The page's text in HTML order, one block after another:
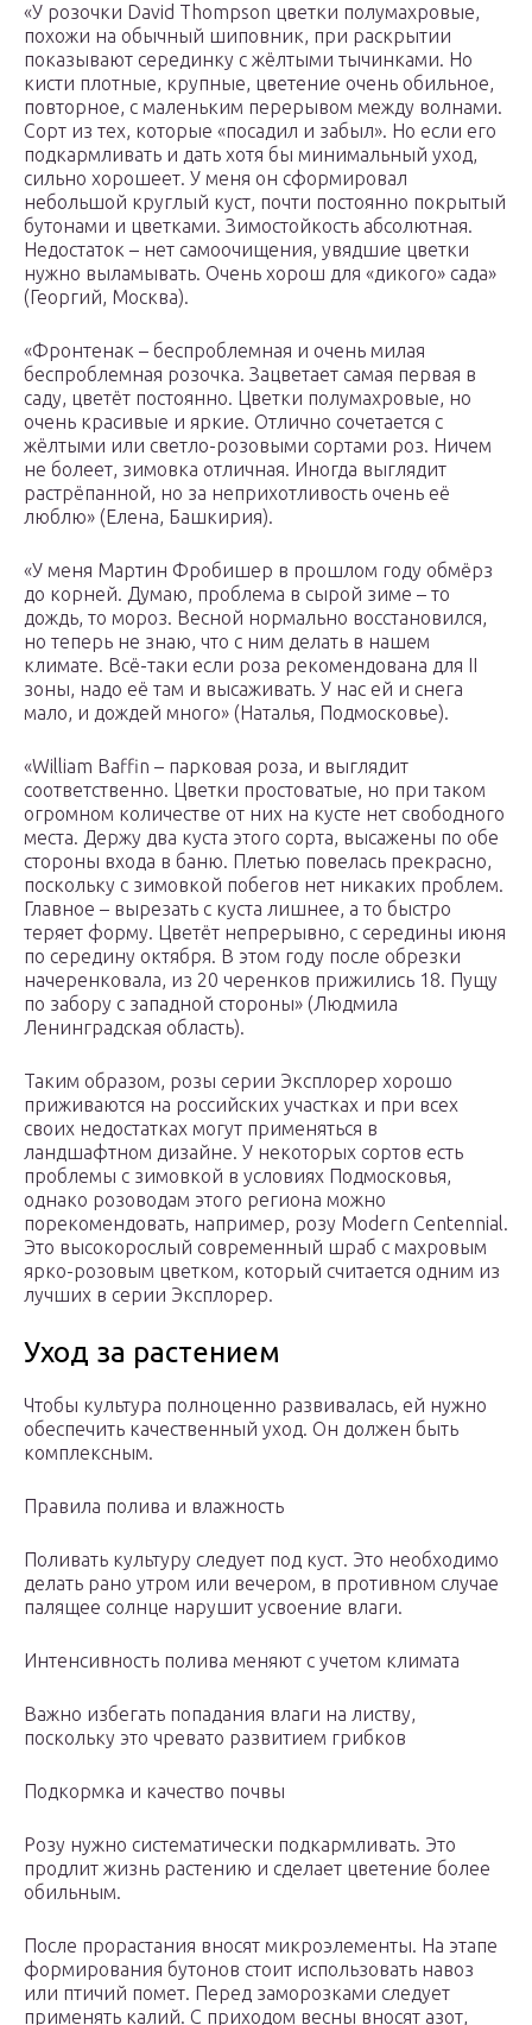
«У розочки David Thompson цветки полумахровые,
похожи на обычный шиповник, при раскрытии
показывают серединку с жёлтыми тычинками. Но
кисти плотные, крупные, цветение очень обильное,
повторное, с маленьким перерывом между волнами.
Сорт из тех, которые «посадил и забыл». Но если его
подкармливать и дать хотя бы минимальный уход,
сильно хорошеет. У меня он сформировал
небольшой круглый куст, почти постоянно покрытый
бутонами и цветками. Зимостойкость абсолютная.
Недостаток – нет самоочищения, увядшие цветки
нужно выламывать. Очень хорош для «дикого» сада»
(Георгий, Москва).
«Фронтенак – беспроблемная и очень милая
беспроблемная розочка. Зацветает самая первая в
саду, цветёт постоянно. Цветки полумахровые, но
очень красивые и яркие. Отлично сочетается с
жёлтыми или светло-розовыми сортами роз. Ничем
не болеет, зимовка отличная. Иногда выглядит
растрёпанной, но за неприхотливость очень её
люблю» (Елена, Башкирия).
«У меня Мартин Фробишер в прошлом году обмёрз
до корней. Думаю, проблема в сырой зиме – то
дождь, то мороз. Весной нормально восстановился,
но теперь не знаю, что с ним делать в нашем
климате. Всё-таки если роза рекомендована для II
зоны, надо её там и высаживать. У нас ей и снега
мало, и дождей много» (Наталья, Подмосковье).
«William Baffin – парковая роза, и выглядит
соответственно. Цветки простоватые, но при таком
огромном количестве от них на кусте нет свободного
места. Держу два куста этого сорта, высажены по обе
стороны входа в баню. Плетью повелась прекрасно,
поскольку с зимовкой побегов нет никаких проблем.
Главное – вырезать с куста лишнее, а то быстро
теряет форму. Цветёт непрерывно, с середины июня
по середину октября. В этом году после обрезки
начеренковала, из 20 черенков прижились 18. Пущу
по забору с западной стороны» (Людмила
Ленинградская область).
Таким образом, розы серии Эксплорер хорошо
приживаются на российских участках и при всех
своих недостатках могут применяться в
ландшафтном дизайне. У некоторых сортов есть
проблемы с зимовкой в условиях Подмосковья,
однако розоводам этого региона можно
порекомендовать, например, розу Modern Centennial.
Это высокорослый современный шраб с махровым
ярко-розовым цветком, который считается одним из
лучших в серии Эксплорер.
Уход за растением
Чтобы культура полноценно развивалась, ей нужно
обеспечить качественный уход. Он должен быть
комплексным.
Правила полива и влажность
Поливать культуру следует под куст. Это необходимо
делать рано утром или вечером, в противном случае
палящее солнце нарушит усвоение влаги.
Интенсивность полива меняют с учетом климата
Важно избегать попадания влаги на листву,
поскольку это чревато развитием грибков
Подкормка и качество почвы
Розу нужно систематически подкармливать. Это
продлит жизнь растению и сделает цветение более
обильным.
После прорастания вносят микроэлементы. На этапе
формирования бутонов стоит использовать навоз
или птичий помет. Перед заморозками следует
применять калий. С приходом весны вносят азот,